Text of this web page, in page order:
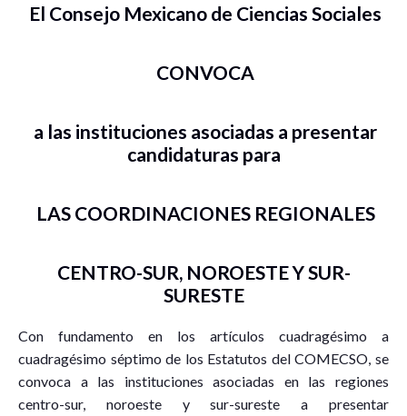
El Consejo Mexicano de Ciencias Sociales
CONVOCA
a las instituciones asociadas a presentar
candidaturas para
LAS COORDINACIONES REGIONALES
CENTRO-SUR, NOROESTE Y SUR-
SURESTE
Con fundamento en los artículos cuadragésimo a
cuadragésimo séptimo de los Estatutos del COMECSO, se
convoca a las instituciones asociadas en las regiones
centro-sur, noroeste y sur-sureste a presentar